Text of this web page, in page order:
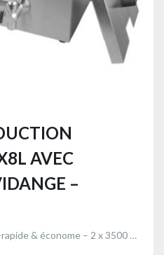
AVEC
–
Technologie induction ultra-rapide & économe – 2 x 3500 W avec robinets de vidange